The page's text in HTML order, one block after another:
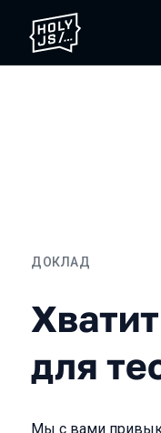
ДОКЛАД
Хватит
для
Мы с вами